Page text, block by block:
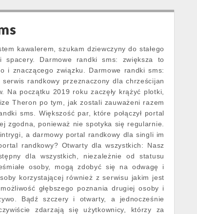
kawalerem, szukam dziewczyny do stałego
spacery. Darmowe randki sms: zwiększa to
i znaczącego związku. Darmowe randki sms:
randkowy przeznaczony dla chrześcijan
Na początku 2019 roku zaczęły krążyć plotki,
Theron po tym, jak zostali zauważeni razem
sms. Większość par, które połączył portal
zgodna, ponieważ nie spotyka się regularnie.
a darmowy portal randkowy dla singli im
randkowy? Otwarty dla wszystkich: Nasz
dla wszystkich, niezależnie od statusu
osoby, mogą zdobyć się na odwagę i
korzystającej również z serwisu jakim jest
głębszego poznania drugiej osoby i
Bądź szczery i otwarty, a jednocześnie
zdarzają się użytkownicy, którzy za